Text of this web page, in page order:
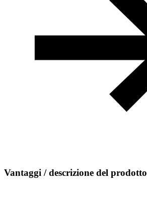
Vantaggi / descrizione del prodotto